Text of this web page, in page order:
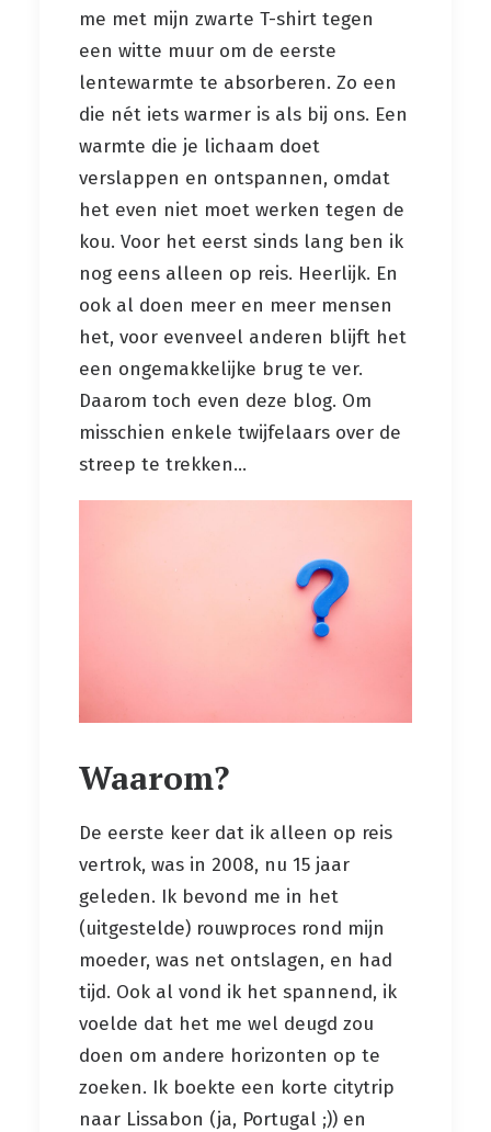
me met mijn zwarte T-shirt tegen
een witte muur om de eerste
lentewarmte te absorberen. Zo een
die nét iets warmer is als bij ons. Een
warmte die je lichaam doet
verslappen en ontspannen, omdat
het even niet moet werken tegen de
kou. Voor het eerst sinds lang ben ik
nog eens alleen op reis. Heerlijk. En
ook al doen meer en meer mensen
het, voor evenveel anderen blijft het
een ongemakkelijke brug te ver.
Daarom toch even deze blog. Om
misschien enkele twijfelaars over de
streep te trekken...
Waarom?
De eerste keer dat ik alleen op reis
vertrok, was in 2008, nu 15 jaar
geleden. Ik bevond me in het
(uitgestelde) rouwproces rond mijn
moeder, was net ontslagen, en had
tijd. Ook al vond ik het spannend, ik
voelde dat het me wel deugd zou
doen om andere horizonten op te
zoeken. Ik boekte een korte citytrip
naar Lissabon (ja, Portugal ;)) en